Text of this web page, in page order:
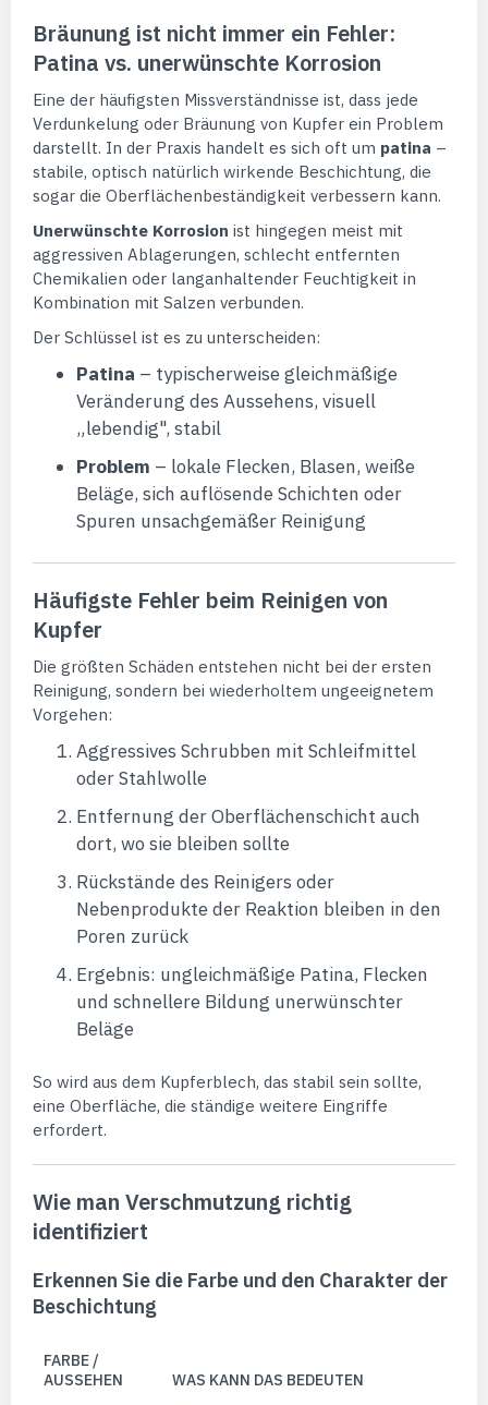
Bräunung ist nicht immer ein Fehler:
Patina vs. unerwünschte Korrosion
Eine der häufigsten Missverständnisse ist, dass jede
Verdunkelung oder Bräunung von Kupfer ein Problem
darstellt. In der Praxis handelt es sich oft um patina –
stabile, optisch natürlich wirkende Beschichtung, die
sogar die Oberflächenbeständigkeit verbessern kann.
Unerwünschte Korrosion ist hingegen meist mit
aggressiven Ablagerungen, schlecht entfernten
Chemikalien oder langanhaltender Feuchtigkeit in
Kombination mit Salzen verbunden.
Der Schlüssel ist es zu unterscheiden:
Patina – typischerweise gleichmäßige
Veränderung des Aussehens, visuell
„lebendig", stabil
Problem – lokale Flecken, Blasen, weiße
Beläge, sich auflösende Schichten oder
Spuren unsachgemäßer Reinigung
Häufigste Fehler beim Reinigen von
Kupfer
Die größten Schäden entstehen nicht bei der ersten
Reinigung, sondern bei wiederholtem ungeeignetem
Vorgehen:
Aggressives Schrubben mit Schleifmittel
oder Stahlwolle
Entfernung der Oberflächenschicht auch
dort, wo sie bleiben sollte
Rückstände des Reinigers oder
Nebenprodukte der Reaktion bleiben in den
Poren zurück
Ergebnis: ungleichmäßige Patina, Flecken
und schnellere Bildung unerwünschter
Beläge
So wird aus dem Kupferblech, das stabil sein sollte,
eine Oberfläche, die ständige weitere Eingriffe
erfordert.
Wie man Verschmutzung richtig
identifiziert
Erkennen Sie die Farbe und den Charakter der
Beschichtung
FARBE /
AUSSEHEN
WAS KANN DAS BEDEUTEN